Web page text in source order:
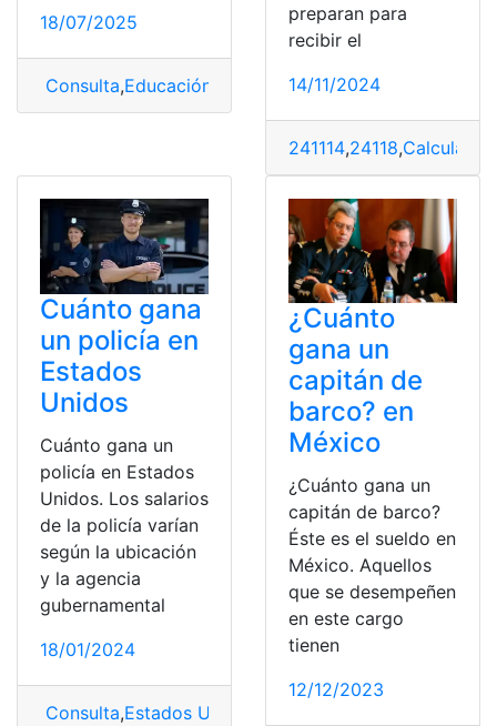
18/07/2025
Consulta,Educación Profesores,
preparan para
recibir el
14/11/2024
241114,24118,Calcula
Cuánto gana
un policía en
Estados
Unidos
Cuánto gana un
policía en Estados
Unidos. Los salarios
de la policía varían
según la ubicación
y la agencia
gubernamental
18/01/2024
Consulta,Estados Unidos
¿Cuánto
gana un
capitán de
barco? en
México
¿Cuánto gana un
capitán de barco?
Éste es el sueldo en
México. Aquellos
que se desempeñen
en este cargo
tienen
12/12/2023